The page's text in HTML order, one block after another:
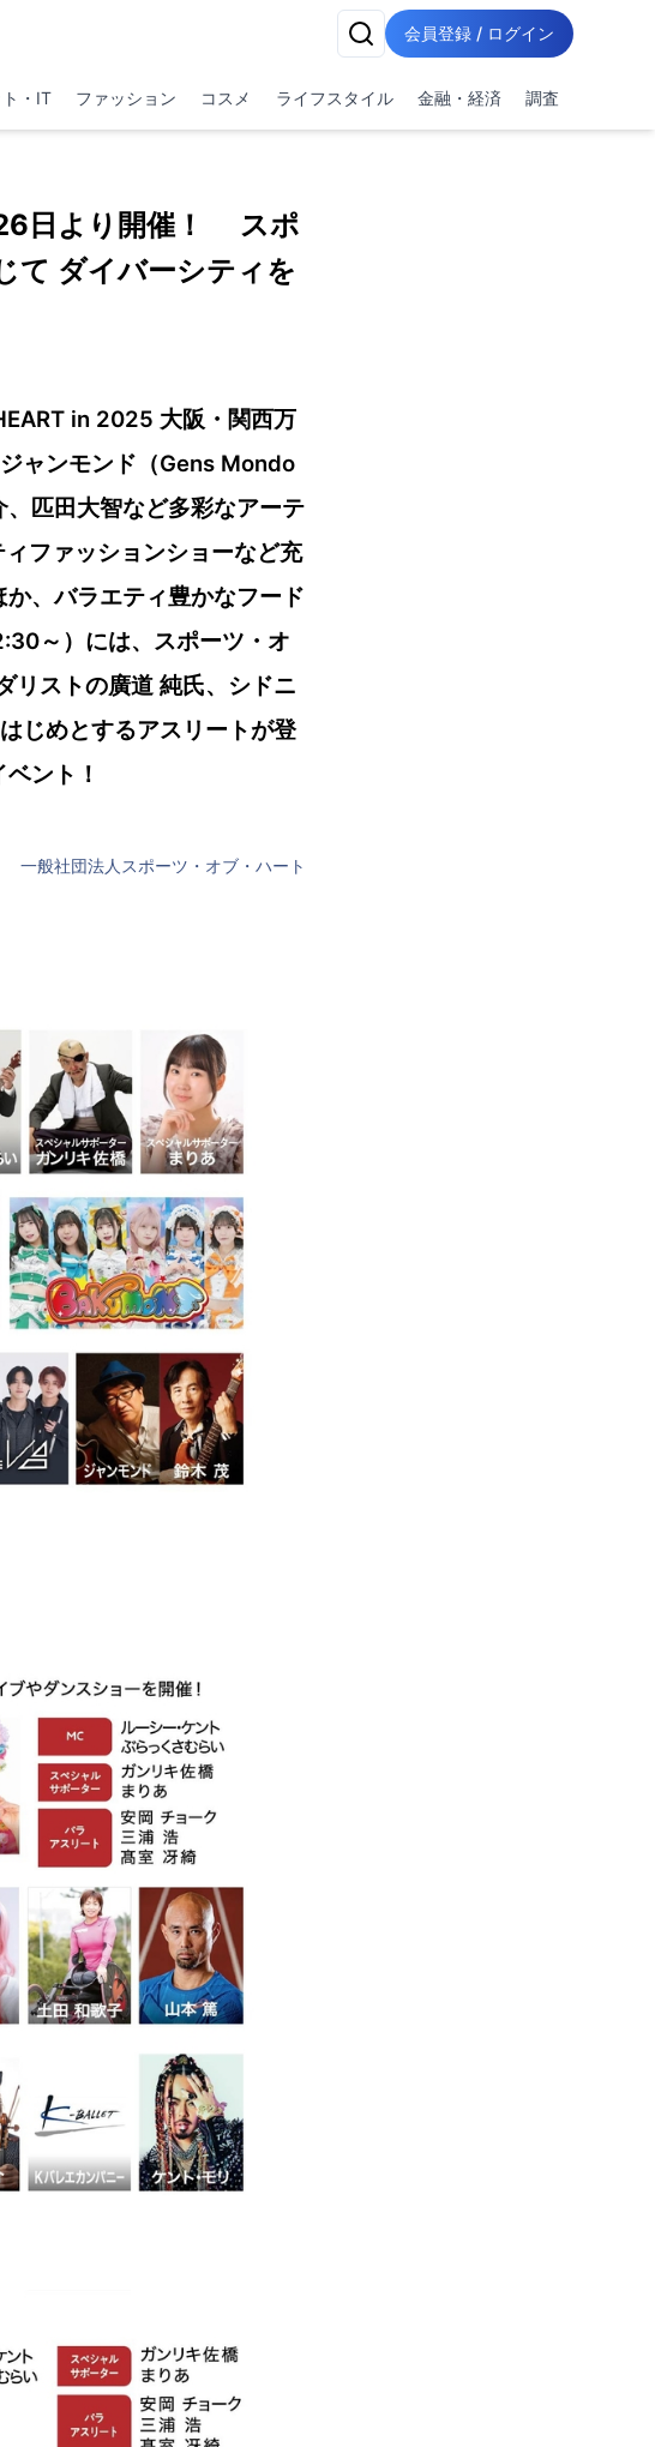
会員登録 / ログイン
・IT ファッション コスメ ライフスタイル 金融・経済 調査
日より開催！ スポ
て ダイバーシティを
in 2025 大阪・関西万
ャンモンド（Gens Mondo
匹田大智など多彩なアーテ
ファッションショーなど充
、バラエティ豊かなフード
～）には、スポーツ・オ
リストの廣道 純氏、シドニ
じめとするアスリートが登
ント！
一般社団法人スポーツ・オブ・ハート